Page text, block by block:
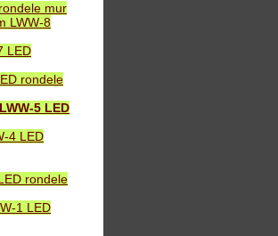
mur
LWW-8
LED
rondele
5 LED
4 LED
rondele
1 LED